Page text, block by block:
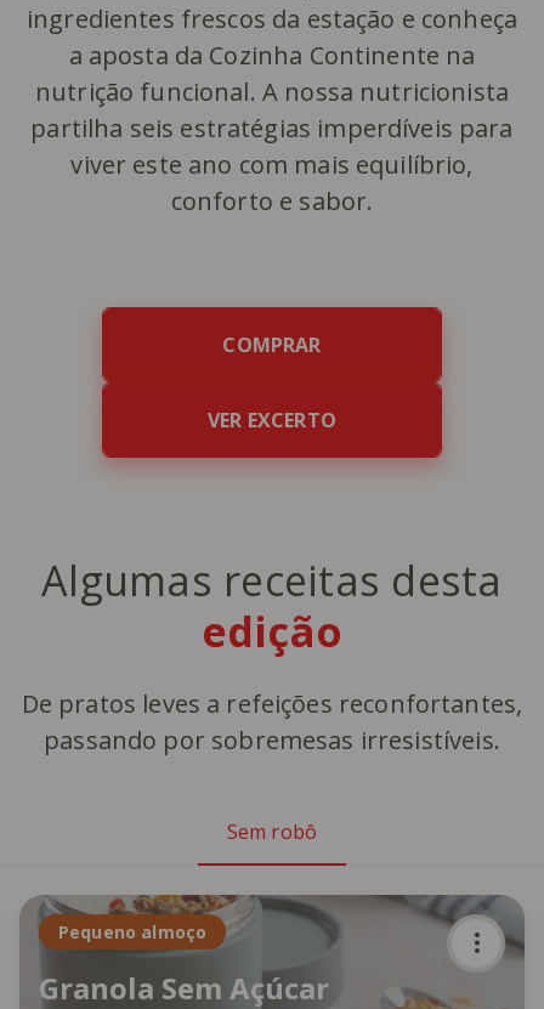
ingredientes frescos da estação e conheça
a aposta da Cozinha Continente na
nutrição funcional. A nossa nutricionista
partilha seis estratégias imperdíveis para
viver este ano com mais equilíbrio,
conforto e sabor.
COMPRAR
VER EXCERTO
Algumas receitas desta
edição
De pratos leves a refeições reconfortantes,
passando por sobremesas irresistíveis.
Sem robô
Pequeno almoço
Granola Sem Açúcar